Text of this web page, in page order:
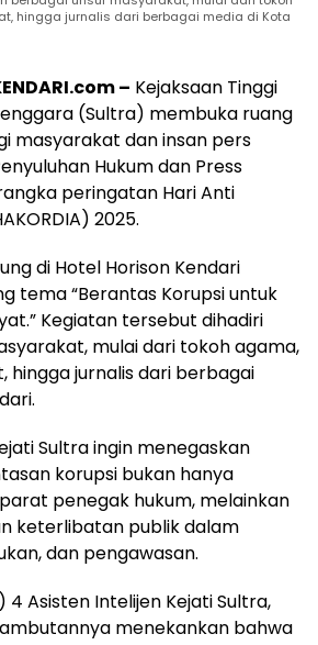
hingga jurnalis dari berbagai media di Kota
– Kejaksaan Tinggi
(Sultra) membuka ruang
masyarakat dan insan pers
Hukum dan Press
peringatan Hari Anti
2025.
di Hotel Horison Kendari
tema “Berantas Korupsi untuk
Kegiatan tersebut dihadiri
mulai dari tokoh agama,
hingga jurnalis dari berbagai
Sultra ingin menegaskan
korupsi bukan hanya
penegak hukum, melainkan
keterlibatan publik dalam
dan pengawasan.
4 Asisten Intelijen Kejati Sultra,
menekankan bahwa